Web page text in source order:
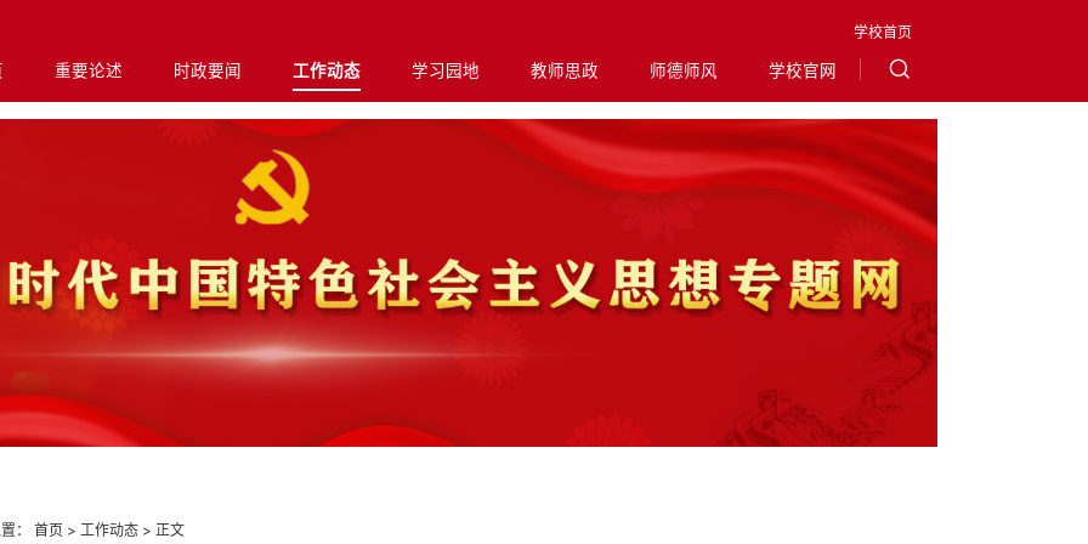
重要论述 时政要闻 工作动态 学习园地 教师思政 师德师风 学校官网
学校首页
置：首页 > 工作动态 > 正文